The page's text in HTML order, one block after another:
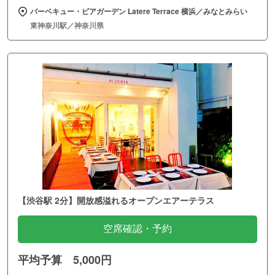
バーベキュー・ビアガーデン Latere Terrace 横浜／みなとみらい
東神奈川駅／神奈川県
【渋谷駅 2分】開放感溢れるオープンエアーテラス
空席確認・予約
平均予算 5,000円